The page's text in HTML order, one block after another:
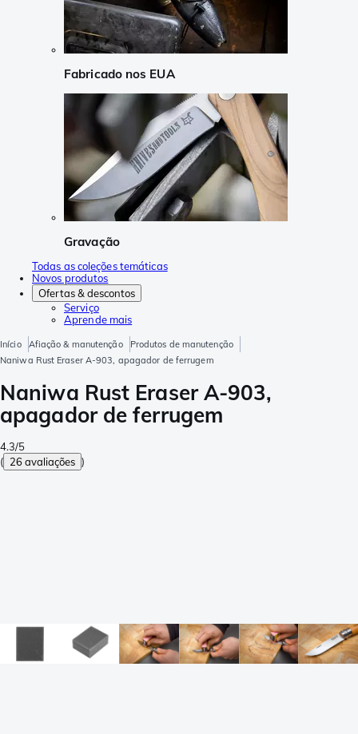
Fabricado nos EUA
Gravação
Todas as coleções temáticas
Novos produtos
Ofertas & descontos
Serviço
Aprende mais
Início Afiação & manutenção
Produtos de manutenção
Naniwa Rust Eraser A-903, apagador de ferrugem
Naniwa Rust Eraser A-903,
apagador de ferrugem
4.3/5
( 26 avaliações )